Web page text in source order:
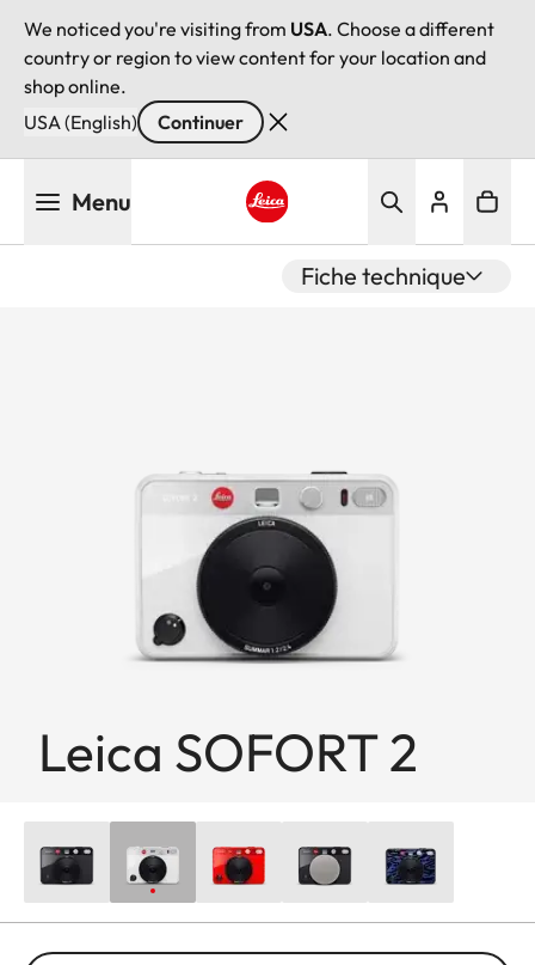
We noticed you're visiting from USA. Choose a different
country or region to view content for your location and
shop online.
USA (English)
Continuer
Menu
Fiche technique
Leica SOFORT 2